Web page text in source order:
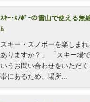
ｽｷｰ･ｽﾉﾎﾞｰの雪山で使える無
ﾑ
スキー・スノボーを楽しま
ありますか？」 「スキー場
いうお問い合わせをいただ
帯にあるため、場所...